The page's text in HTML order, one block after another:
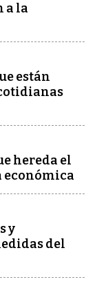
a la
están
hereda el
económica
y
del